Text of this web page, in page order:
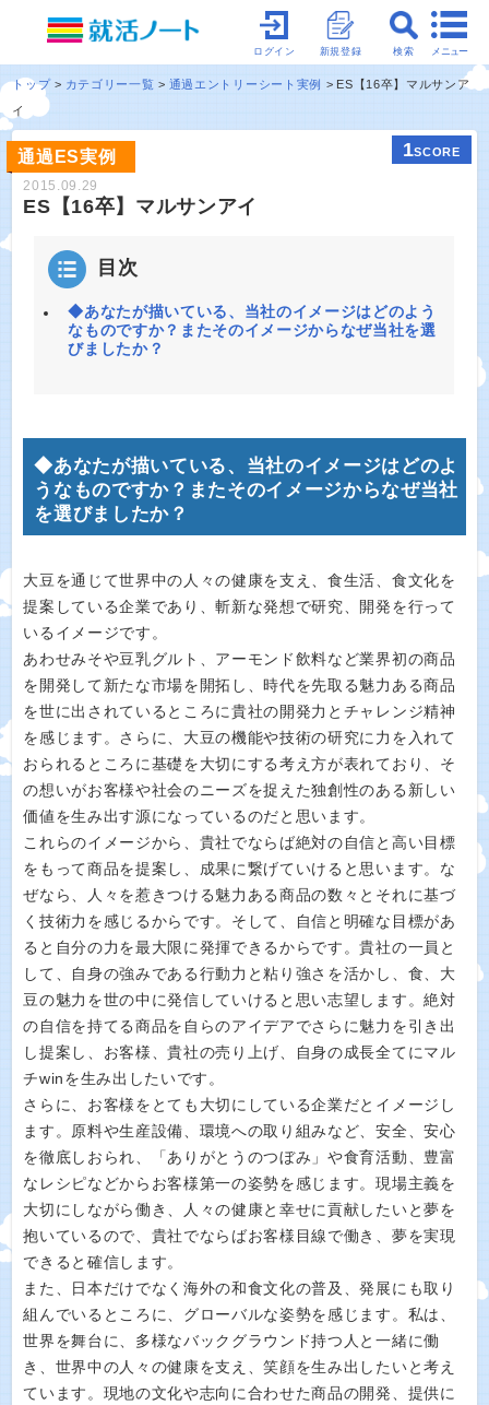
メニュー
検索
新規登録
ログイン
トップ カテゴリー一覧 通過エントリーシート実例
ES【16卒】マルサンア
イ
通過ES実例 1SCORE
2015.09.29
ES【16卒】マルサンアイ
目次
◆あなたが描いている、当社のイメージはどのよう
なものですか？またそのイメージからなぜ当社を選
びましたか？
◆あなたが描いている、当社のイメージはどのよ
うなものですか？またそのイメージからなぜ当社
を選びましたか？
大豆を通じて世界中の人々の健康を支え、食生活、食文化を
提案している企業であり、斬新な発想で研究、開発を行って
いるイメージです。
あわせみそや豆乳グルト、アーモンド飲料など業界初の商品
を開発して新たな市場を開拓し、時代を先取る魅力ある商品
を世に出されているところに貴社の開発力とチャレンジ精神
を感じます。さらに、大豆の機能や技術の研究に力を入れて
おられるところに基礎を大切にする考え方が表れており、そ
の想いがお客様や社会のニーズを捉えた独創性のある新しい
価値を生み出す源になっているのだと思います。
これらのイメージから、貴社でならば絶対の自信と高い目標
をもって商品を提案し、成果に繋げていけると思います。な
ぜなら、人々を惹きつける魅力ある商品の数々とそれに基づ
く技術力を感じるからです。そして、自信と明確な目標があ
ると自分の力を最大限に発揮できるからです。貴社の一員と
して、自身の強みである行動力と粘り強さを活かし、食、大
豆の魅力を世の中に発信していけると思い志望します。絶対
の自信を持てる商品を自らのアイデアでさらに魅力を引き出
し提案し、お客様、貴社の売り上げ、自身の成長全てにマル
チwinを生み出したいです。
さらに、お客様をとても大切にしている企業だとイメージし
ます。原料や生産設備、環境への取り組みなど、安全、安心
を徹底しおられ、「ありがとうのつぼみ」や食育活動、豊富
なレシピなどからお客様第一の姿勢を感じます。現場主義を
大切にしながら働き、人々の健康と幸せに貢献したいと夢を
抱いているので、貴社でならばお客様目線で働き、夢を実現
できると確信します。
また、日本だけでなく海外の和食文化の普及、発展にも取り
組んでいるところに、グローバルな姿勢を感じます。私は、
世界を舞台に、多様なバックグラウンド持つ人と一緒に働
き、世界中の人々の健康を支え、笑顔を生み出したいと考え
ています。現地の文化や志向に合わせた商品の開発、提供に